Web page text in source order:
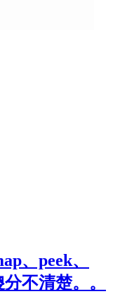
、peek、
不清楚。。